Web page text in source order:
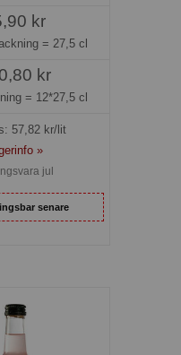
kr
= 27,5 cl
kr
= 12*27,5 cl
57,82 kr/lit
»
jul
senare